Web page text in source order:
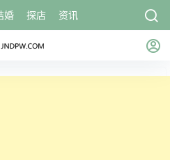
婚 探店 资讯